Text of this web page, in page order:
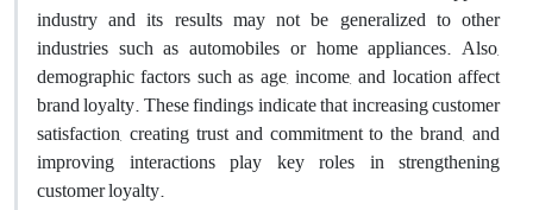
industry and its results may not be generalized to other
industries such as automobiles or home appliances. Also,
demographic factors such as age, income, and location affect
brand loyalty. These findings indicate that increasing customer
satisfaction, creating trust and commitment to the brand, and
improving interactions play key roles in strengthening
customer loyalty.